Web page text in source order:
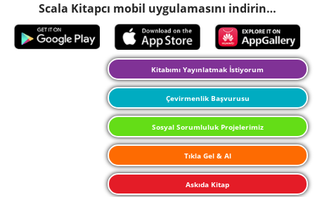
Scala Kitapcı mobil uygulamasını indirin…
Kitabımı Yayınlatmak İstiyorum
Çevirmenlik Başvurusu
Sosyal Sorumluluk Projelerimiz
Tıkla Gel & Al
Askıda Kitap